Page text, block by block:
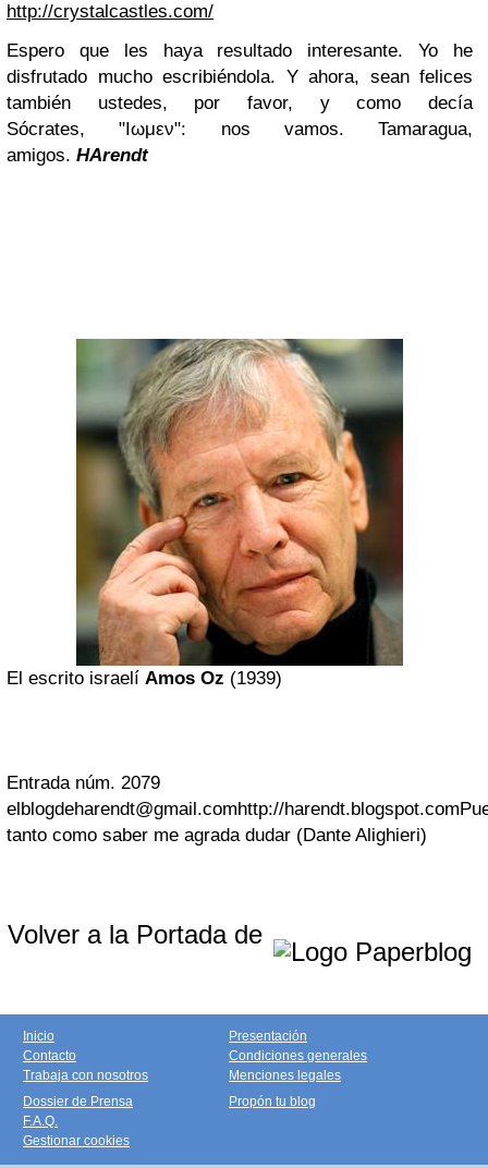
http://crystalcastles.com/
Espero que les haya resultado interesante. Yo he
disfrutado mucho escribiéndola. Y ahora, sean felices
también ustedes, por favor, y como decía
Sócrates,"Ιωμεν": nos vamos. Tamaragua,
amigos. HArendt
El escrito israelí Amos Oz (1939)
Entrada núm. 2079
elblogdeharendt@gmail.comhttp://harendt.blogspot.com
tanto como saber me agrada dudar (Dante Alighieri)
Volver a la Portada de
Inicio
Contacto
Trabaja con nosotros
Presentación
Condiciones generales
Menciones legales
Dossier de Prensa
F.A.Q.
Gestionar cookies
Propón tu blog